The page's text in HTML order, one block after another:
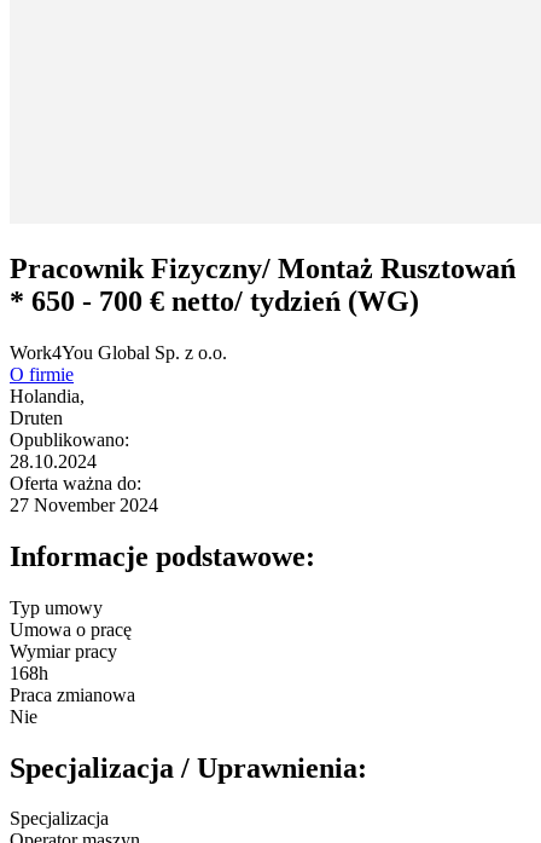
Pracownik Fizyczny/ Montaż Rusztowań
* 650 - 700 € netto/ tydzień (WG)
Work4You Global Sp. z o.o.
O firmie
Holandia,
Druten
Opublikowano:
28.10.2024
Oferta ważna do:
27 November 2024
Informacje podstawowe:
Typ umowy
Umowa o pracę
Wymiar pracy
168h
Praca zmianowa
Nie
Specjalizacja / Uprawnienia:
Specjalizacja